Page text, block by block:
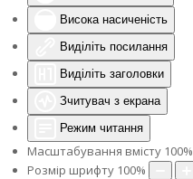
Висока насиченість
Виділіть посилання
Виділіть заголовки
Зчитувач з екрана
Режим читання
Масштабування вмісту 100%
Розмір шрифту 100%